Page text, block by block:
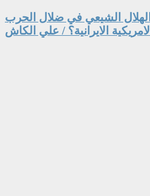
الهلال الشيعي في ضلال الحرب
الامريكية الايرانية؟ / علي الكاش